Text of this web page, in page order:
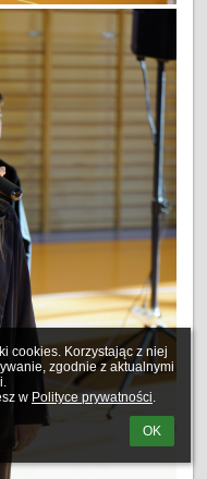
cookies. Korzystając z niej
zgodnie z aktualnymi
w Polityce prywatności.
OK